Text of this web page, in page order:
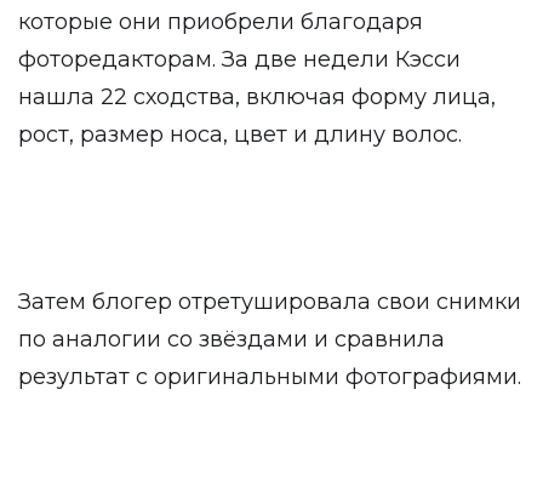
которые они приобрели благодаря
фоторедакторам. За две недели Кэсси
нашла 22 сходства, включая форму лица,
рост, размер носа, цвет и длину волос.
Затем блогер отретушировала свои снимки
по аналогии со звёздами и сравнила
результат с оригинальными фотографиями.